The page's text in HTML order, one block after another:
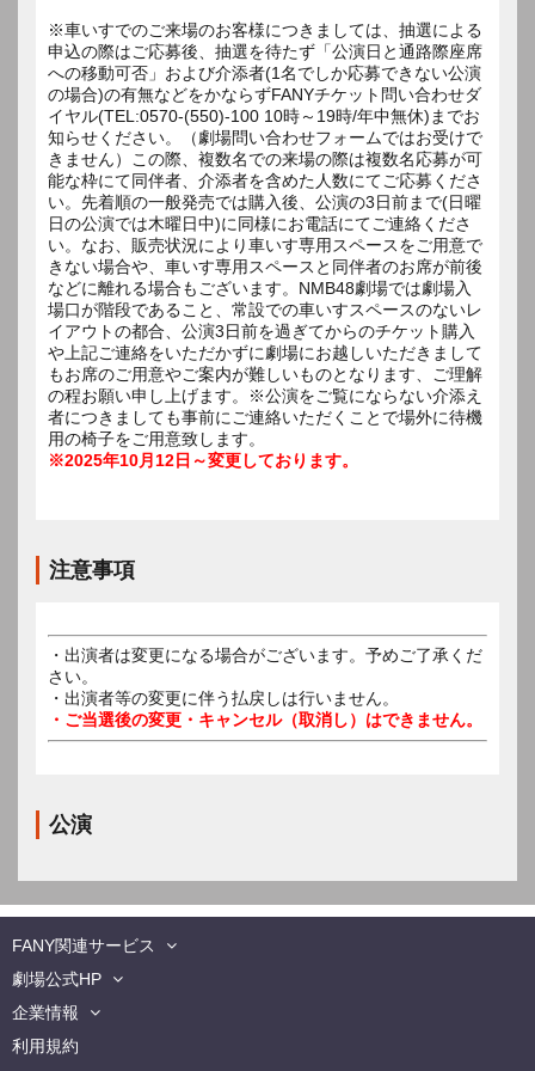
※車いすでのご来場のお客様につきましては、抽選による
申込の際はご応募後、抽選を待たず「公演日と通路際座席
への移動可否」および介添者(1名でしか応募できない公演
の場合)の有無などをかならずFANYチケット問い合わせダ
イヤル(TEL:0570-(550)-100 10時～19時/年中無休)までお
知らせください。（劇場問い合わせフォームではお受けで
きません）この際、複数名での来場の際は複数名応募が可
能な枠にて同伴者、介添者を含めた人数にてご応募くださ
い。先着順の一般発売では購入後、公演の3日前まで(日曜
日の公演では木曜日中)に同様にお電話にてご連絡くださ
い。なお、販売状況により車いす専用スペースをご用意で
きない場合や、車いす専用スペースと同伴者のお席が前後
などに離れる場合もございます。NMB48劇場では劇場入
場口が階段であること、常設での車いすスペースのないレ
イアウトの都合、公演3日前を過ぎてからのチケット購入
や上記ご連絡をいただかずに劇場にお越しいただきまして
もお席のご用意やご案内が難しいものとなります、ご理解
の程お願い申し上げます。※公演をご覧にならない介添え
者につきましても事前にご連絡いただくことで場外に待機
用の椅子をご用意致します。
※2025年10月12日～変更しております。
注意事項
・出演者は変更になる場合がございます。予めご了承くだ
さい。
・出演者等の変更に伴う払戻しは行いません。
・ご当選後の変更・キャンセル（取消し）はできません。
公演
FANY関連サービス
劇場公式HP
企業情報
利用規約